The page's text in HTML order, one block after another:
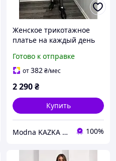
Женское трикотажное
платье на каждый день
KAZKA MKJL61177-1
Готово к отправке
от382₴/мес
2 290₴
Купить
Modna KAZKA | женская одежда от украинских брендов 100%